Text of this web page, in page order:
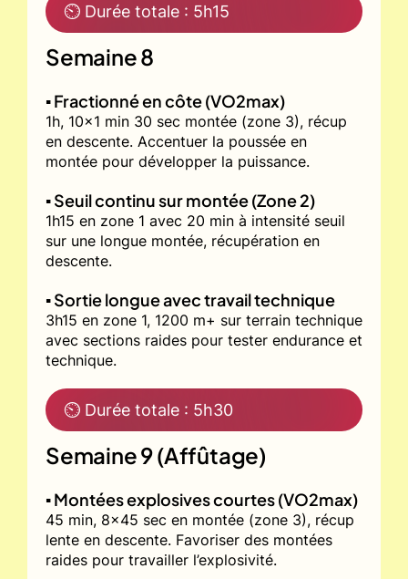
⏲ Durée totale : 5h15
Semaine 8
▪️ Fractionné en côte (VO2max)
1h, 10x1 min 30 sec montée (zone 3), récup
en descente. Accentuer la poussée en
montée pour développer la puissance.
▪️ Seuil continu sur montée (Zone 2)
1h15 en zone 1 avec 20 min à intensité seuil
sur une longue montée, récupération en
descente.
▪️ Sortie longue avec travail technique
3h15 en zone 1, 1200 m+ sur terrain technique
avec sections raides pour tester endurance et
technique.
⏲ Durée totale : 5h30
Semaine 9 (Affûtage)
▪️ Montées explosives courtes (VO2max)
45 min, 8x45 sec en montée (zone 3), récup
lente en descente. Favoriser des montées
raides pour travailler l’explosivité.